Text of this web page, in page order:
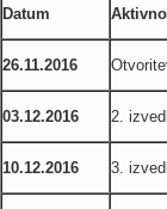
Datum
26.11.2016
03.12.2016 2.
10.12.2016 3.